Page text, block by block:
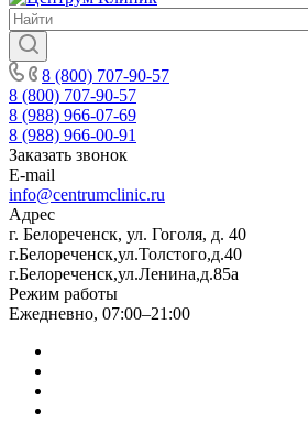
8 (800) 707-90-57
8 (800) 707-90-57
8 (988) 966-07-69
8 (988) 966-00-91
Заказать звонок
E-mail
info@centrumclinic.ru
Адрес
г. Белореченск, ул. Гоголя, д. 40
г.Белореченск,ул.Толстого,д.40
г.Белореченск,ул.Ленина,д.85а
Режим работы
Ежедневно, 07:00–21:00